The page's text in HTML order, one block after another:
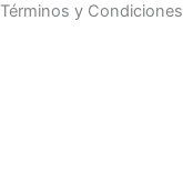
Skip
Términos y Condiciones